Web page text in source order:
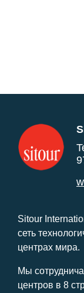
Sitour
сеть
центрах мира.
Мы
центров в 8